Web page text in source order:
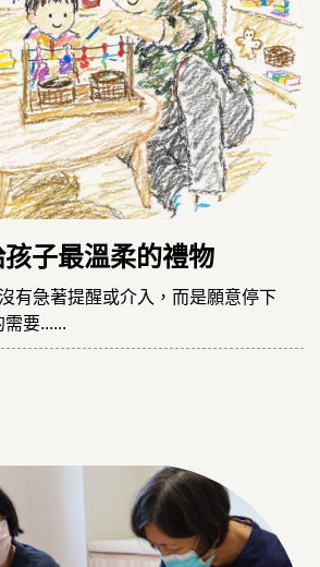
子最溫柔的禮物
有急著提醒或介入，而是願意停下
要......